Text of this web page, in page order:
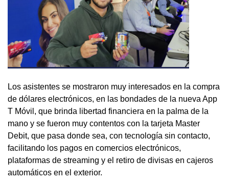
Los asistentes se mostraron muy interesados en la compra
de dólares electrónicos, en las bondades de la nueva App
T Móvil, que brinda libertad financiera en la palma de la
mano y se fueron muy contentos con la tarjeta Master
Debit, que pasa donde sea, con tecnología sin contacto,
facilitando los pagos en comercios electrónicos,
plataformas de streaming y el retiro de divisas en cajeros
automáticos en el exterior.